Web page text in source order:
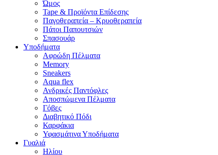
Ώμος
Tape & Προϊόντα Επίδεσης
Παγοθεραπεία – Κρυοθεραπεία
Πάτοι Παπουτσιών
Σπασουάρ
Υποδήματα
Αφρώδη Πέλματα
Memory
Sneakers
Aqua flex
Ανδρικές Παντόφλες
Αποσπώμενα Πέλματα
Γόβες
Διαβητικό Πόδι
Καρφάκια
Υφασμάτινα Υποδήματα
Γυαλιά
Ηλίου